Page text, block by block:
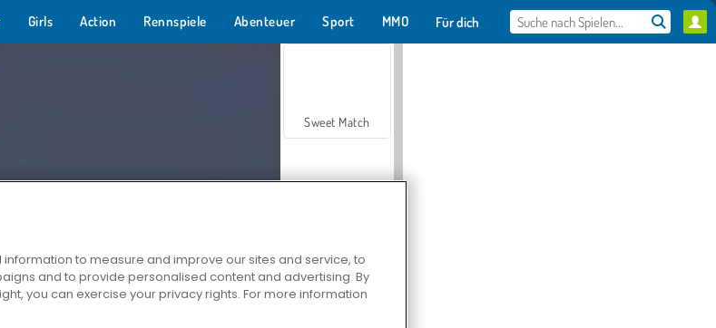
Girls Action Rennspiele Abenteuer Sport MMO Für dich
Sweet Match
Zen Solitaire
to measure and improve our sites and service, to
and to provide personalised content and advertising. By
you can exercise your privacy rights. For more information